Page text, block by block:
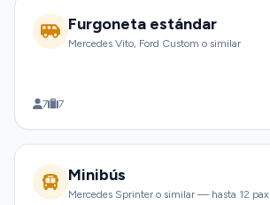
Furgoneta estándar
Mercedes Vito, Ford Custom o similar
7 7
Minibús
Mercedes Sprinter o similar — hasta 12 pax